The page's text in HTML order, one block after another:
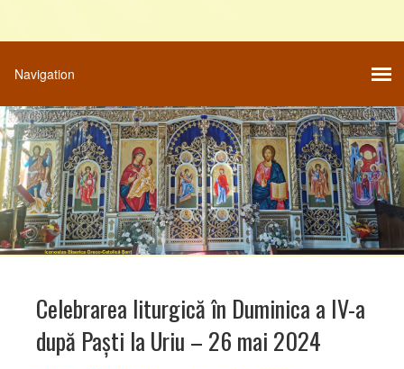
Celebrarea liturgică în Duminica a IV-a
după Paști la Uriu – 26 mai 2024